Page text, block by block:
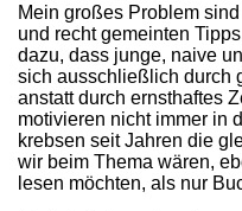
Mein großes Problem
und recht gemeinten
dazu, dass junge, naive
sich ausschließlich durch
anstatt durch ernsthaftes
motivieren nicht immer in
krebsen seit Jahren die
wir beim Thema wären,
lesen möchten, als nur